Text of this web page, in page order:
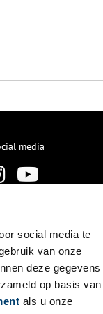
social media te
van onze
deze gegevens
op basis van
als u onze
media